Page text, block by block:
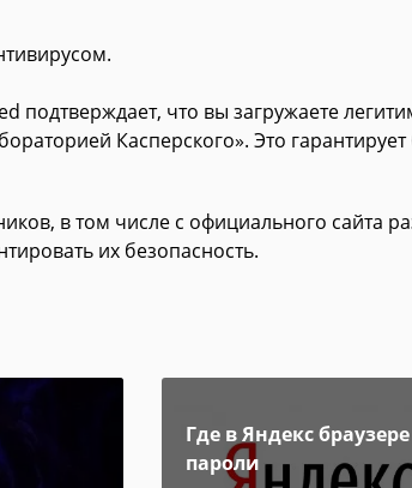
подтверждает, что вы загружаете
Касперского». Это гарантирует
в том числе с официального сайта
их безопасность.
Где в Яндекс
пароли